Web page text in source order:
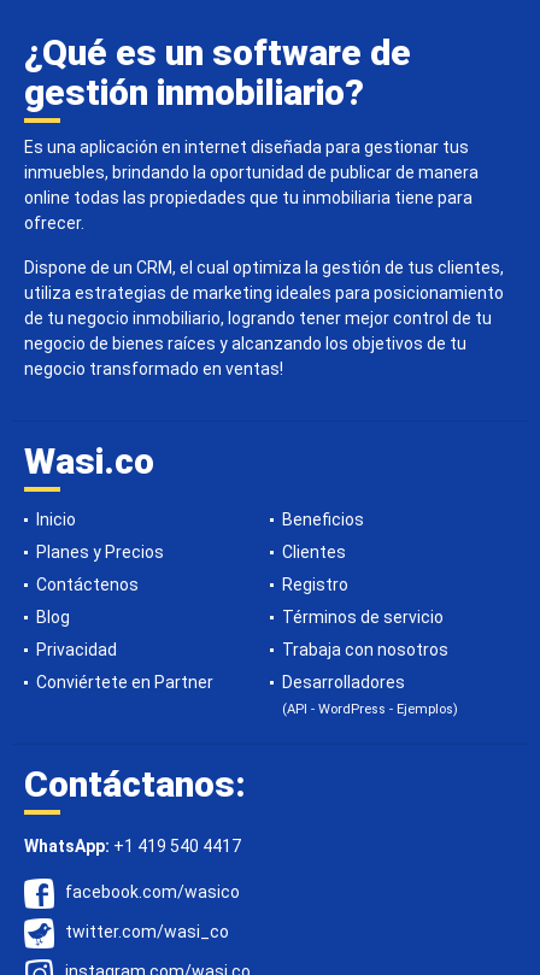
¿Qué es un software de
gestión inmobiliario?
Es una aplicación en internet diseñada para gestionar tus
inmuebles, brindando la oportunidad de publicar de manera
online todas las propiedades que tu inmobiliaria tiene para
ofrecer.
Dispone de un CRM, el cual optimiza la gestión de tus clientes,
utiliza estrategias de marketing ideales para posicionamiento
de tu negocio inmobiliario, logrando tener mejor control de tu
negocio de bienes raíces y alcanzando los objetivos de tu
negocio transformado en ventas!
Wasi.co
Inicio
Beneficios
Planes y Precios
Clientes
Contáctenos
Registro
Blog
Términos de servicio
Privacidad
Trabaja con nosotros
Conviértete en Partner
Desarrolladores
(API - WordPress - Ejemplos)
Contáctanos:
WhatsApp: +1 419 540 4417
facebook.com/wasico
twitter.com/wasi_co